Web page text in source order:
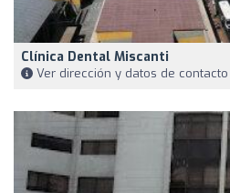
Clínica Dental Miscanti
Ver dirección y datos de contacto